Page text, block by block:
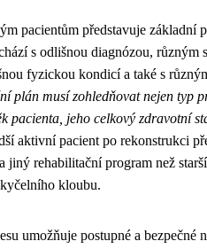
pacientům představuje základní
s odlišnou diagnózou, různým
fyzickou kondicí a také s
plán musí zohledňovat nejen typ
pacienta, jeho celkový zdravotní
aktivní pacient po rekonstrukci
jiný rehabilitační program než
kloubu.
umožňuje postupné a bezpečné